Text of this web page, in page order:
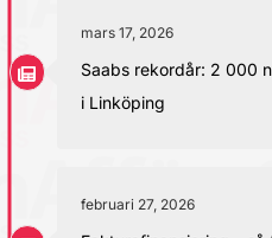
mars 17, 2026
Saabs rekordår: 2 000
i Linköping
februari 27, 2026